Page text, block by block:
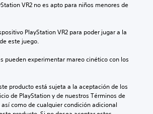
VR2 no es apto para niños menores de
PlayStation VR2 para poder jugar a la
este juego.
pueden experimentar mareo cinético con los
producto está sujeta a la aceptación de los
de PlayStation y de nuestros Términos de
como de cualquier condición adicional